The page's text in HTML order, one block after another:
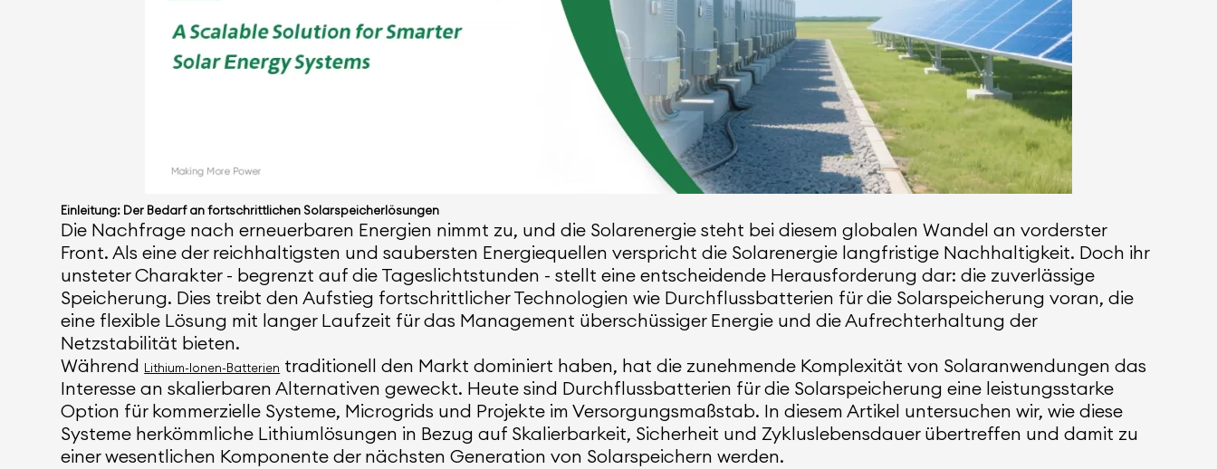
Einleitung: Der Bedarf an fortschrittlichen Solarspeicherlösungen
Die Nachfrage nach erneuerbaren Energien nimmt zu, und die Solarenergie steht bei diesem globalen Wandel an vorderster
Front. Als eine der reichhaltigsten und saubersten Energiequellen verspricht die Solarenergie langfristige Nachhaltigkeit. Doch ihr
unsteter Charakter - begrenzt auf die Tageslichtstunden - stellt eine entscheidende Herausforderung dar: die zuverlässige
Speicherung. Dies treibt den Aufstieg fortschrittlicher Technologien wie Durchflussbatterien für die Solarspeicherung voran, die
eine flexible Lösung mit langer Laufzeit für das Management überschüssiger Energie und die Aufrechterhaltung der
Netzstabilität bieten.
Während Lithium-Ionen-Batterien traditionell den Markt dominiert haben, hat die zunehmende Komplexität von Solaranwendungen das
Interesse an skalierbaren Alternativen geweckt. Heute sind Durchflussbatterien für die Solarspeicherung eine leistungsstarke
Option für kommerzielle Systeme, Microgrids und Projekte im Versorgungsmaßstab. In diesem Artikel untersuchen wir, wie diese
Systeme herkömmliche Lithiumlösungen in Bezug auf Skalierbarkeit, Sicherheit und Zykluslebensdauer übertreffen und damit zu
einer wesentlichen Komponente der nächsten Generation von Solarspeichern werden.